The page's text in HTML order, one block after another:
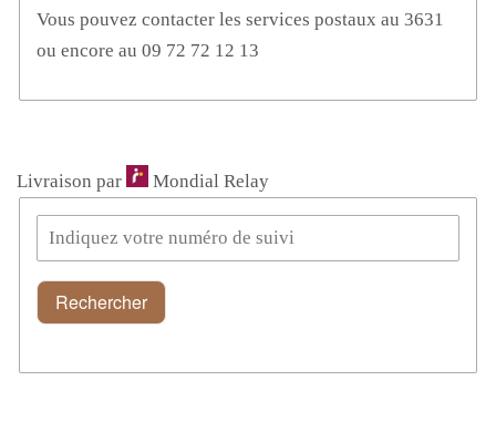
Vous pouvez contacter les services postaux au 3631
ou encore au 09 72 72 12 13
Livraison par Mondial Relay